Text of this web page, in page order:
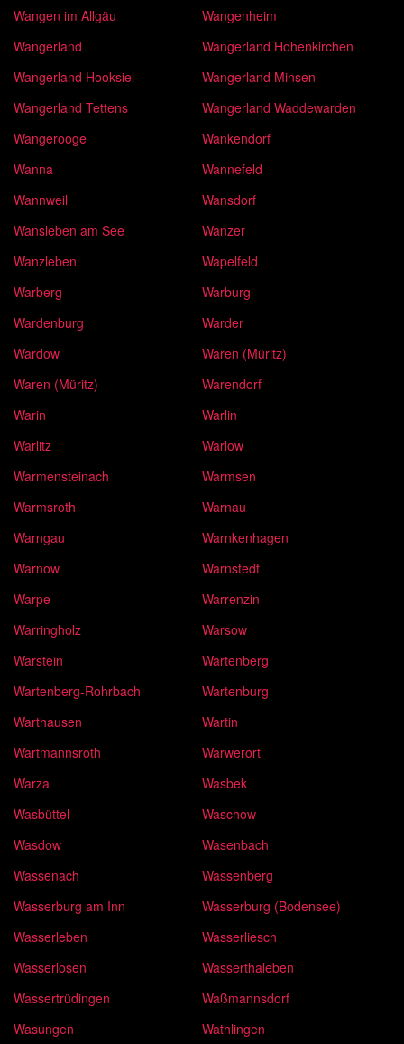
Wangen im Allgäu
Wangenheim
Wangerland
Wangerland Hohenkirchen
Wangerland Hooksiel
Wangerland Minsen
Wangerland Tettens
Wangerland Waddewarden
Wangerooge
Wankendorf
Wanna
Wannefeld
Wannweil
Wansdorf
Wansleben am See
Wanzer
Wanzleben
Wapelfeld
Warberg
Warburg
Wardenburg
Warder
Wardow
Waren (Müritz)
Waren (Müritz)
Warendorf
Warin
Warlin
Warlitz
Warlow
Warmensteinach
Warmsen
Warmsroth
Warnau
Warngau
Warnkenhagen
Warnow
Warnstedt
Warpe
Warrenzin
Warringholz
Warsow
Warstein
Wartenberg
Wartenberg-Rohrbach
Wartenburg
Warthausen
Wartin
Wartmannsroth
Warwerort
Warza
Wasbek
Wasbüttel
Waschow
Wasdow
Wasenbach
Wassenach
Wassenberg
Wasserburg am Inn
Wasserburg (Bodensee)
Wasserleben
Wasserliesch
Wasserlosen
Wasserthaleben
Wassertrüdingen
Waßmannsdorf
Wasungen
Wathlingen